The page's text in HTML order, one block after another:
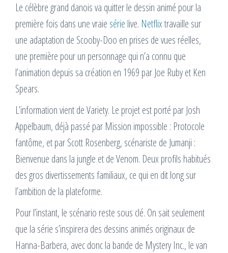
Le célèbre grand danois va quitter le dessin animé pour la
première fois dans une vraie série live. Netflixtravaille sur
une adaptation de Scooby-Doo en prises de vues réelles,
une première pour un personnage qui n’a connu que
l’animation depuis sa création en 1969 par Joe Ruby et Ken
Spears.
L’information vient de Variety. Le projet est porté par Josh
Appelbaum, déjà passé par Mission impossible : Protocole
fantôme, et par Scott Rosenberg, scénariste de Jumanji :
Bienvenue dans la jungle et de Venom. Deux profils habitués
des gros divertissements familiaux, ce qui en dit long sur
l’ambition de la plateforme.
Pour l’instant, le scénario reste sous clé. On sait seulement
que la série s’inspirera des dessins animés originaux de
Hanna-Barbera, avec donc la bande de Mystery Inc., le van